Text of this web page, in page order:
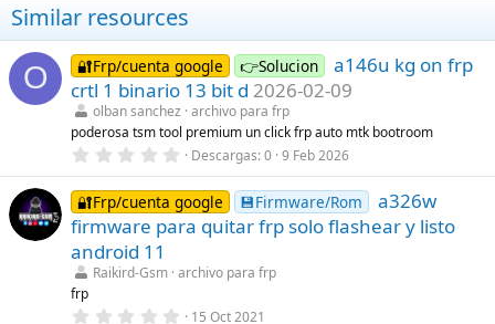
Similar resources
O 🔐Frp/cuenta google 👉Solucion
a146u kg on frp
crtl 1 binario 13 bit d 2026-02-09
olban sanchez
archivo para frp
poderosa tsm tool premium un click frp auto mtk bootroom
0
0
0
e
s
e
Descargas 0 9 Feb 2026
🔐Frp/cuenta google 💾Firmware/Rom
a326w
firmware para quitar frp solo flashear y listo
android 11
Raikird-Gsm archivo para frp
frp
0 15 Oct 2021